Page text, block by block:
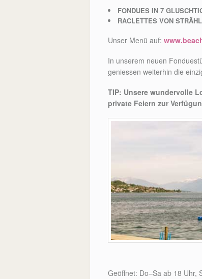
FONDUES IN 7
RACLETTES VON
Unser Menü auf:
In unserem neuen
geniessen weiterhin die
TIP: Unsere wundervolle
private Feiern zur
Geöffnet: Do–Sa ab 18 Uhr,